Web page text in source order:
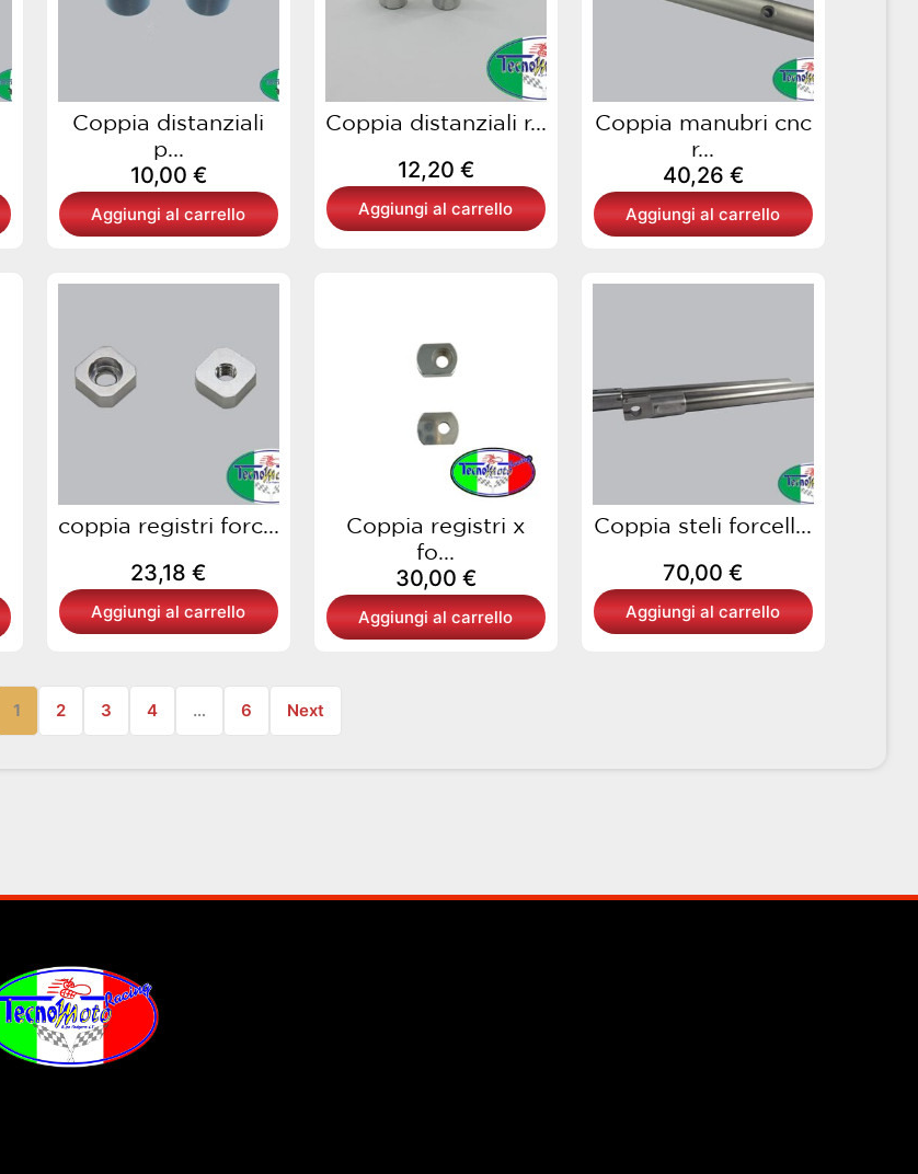
Coppia distanziali
p...
10,00 €
Aggiungi al carrello
Coppia distanziali r...
12,20 €
Aggiungi al carrello
Coppia manubri cnc
r...
40,26 €
Aggiungi al carrello
coppia registri forc...
23,18 €
Aggiungi al carrello
Coppia registri x
fo...
30,00 €
Aggiungi al carrello
Coppia steli forcell...
70,00 €
Aggiungi al carrello
1 2 3 4 … 6 Next